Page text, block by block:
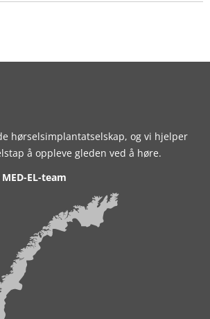
hørselsimplantatselskap, og vi hjelper
å oppleve gleden ved å høre.
EL-team